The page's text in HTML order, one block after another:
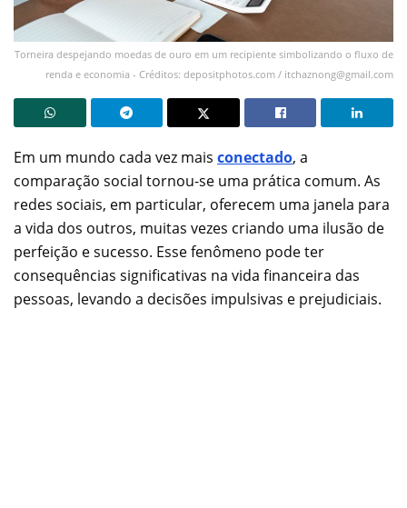
Torneira despejando moedas de ouro em um recipiente simbolizando o fluxo de
renda e economia - Créditos: depositphotos.com / itchaznong@gmail.com
Em um mundo cada vez mais conectado, a
comparação social tornou-se uma prática comum. As
redes sociais, em particular, oferecem uma janela para
a vida dos outros, muitas vezes criando uma ilusão de
perfeição e sucesso. Esse fenômeno pode ter
consequências significativas na vida financeira das
pessoas, levando a decisões impulsivas e prejudiciais.